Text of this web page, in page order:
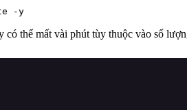
-y
thể mất vài phút tùy thuộc vào số